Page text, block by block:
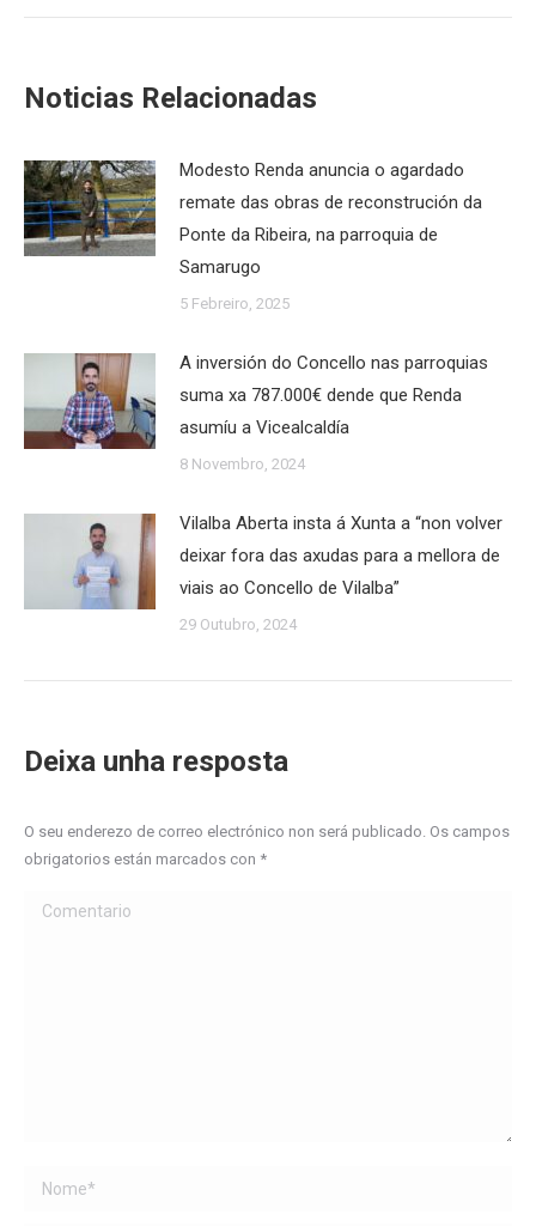
Noticias Relacionadas
Modesto Renda anuncia o agardado
remate das obras de reconstrución da
Ponte da Ribeira, na parroquia de
Samarugo
5 Febreiro, 2025
A inversión do Concello nas parroquias
suma xa 787.000€ dende que Renda
asumíu a Vicealcaldía
8 Novembro, 2024
Vilalba Aberta insta á Xunta a “non volver
deixar fora das axudas para a mellora de
viais ao Concello de Vilalba”
29 Outubro, 2024
Deixa unha resposta
O seu enderezo de correo electrónico non será publicado. Os campos
obrigatorios están marcados con *
Comentario
Name *